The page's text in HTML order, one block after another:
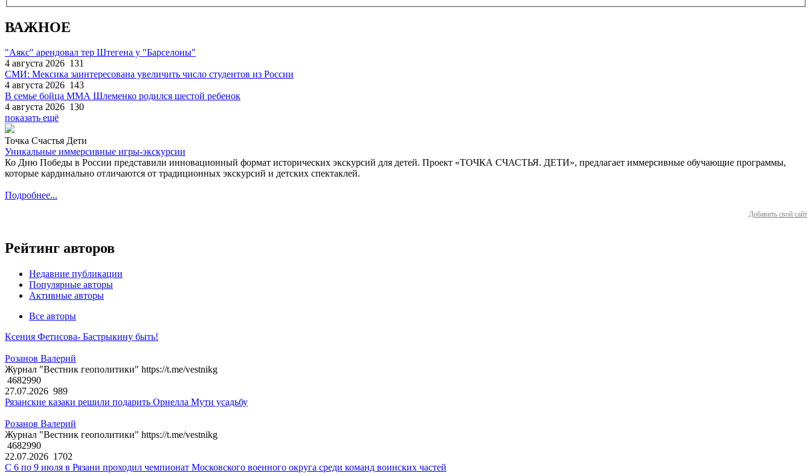
ВАЖНОЕ
"Аякс" арендовал тер Штегена у "Барселоны"
4 августа 2026 131
СМИ: Мексика заинтересована увеличить число студентов из России
4 августа 2026 143
В семье бойца ММА Шлеменко родился шестой ребенок
4 августа 2026 130
показать ещё
Точка Счастья Дети
Уникальные иммерсивные игры-экскурсии
Ко Дню Победы в России представили инновационный формат исторических экскурсий для детей. Проект «ТОЧКА СЧАСТЬЯ. ДЕТИ», предлагает иммерсивные обучающие программы,
которые кардинально отличаются от традиционных экскурсий и детских спектаклей.
Подробнее...
Добавить свой сайт
Рейтинг авторов
Недавние публикации
Популярные авторы
Активные авторы
Все авторы
Ксения Фетисова- Бастрыкину быть!
Розанов Валерий
Журнал "Вестник геополитики" https://t.me/vestnikg
4682990
27.07.2026 989
Рязанские казаки решили подарить Орнелла Мути усадьбу
Розанов Валерий
Журнал "Вестник геополитики" https://t.me/vestnikg
4682990
22.07.2026 1702
С 6 по 9 июля в Рязани проходил чемпионат Московского военного округа среди команд воинских частей